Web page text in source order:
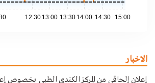
12:30 13:00 13:30 14:00 14:30 15:00
الاخبار
إعلان إلحاقي من المركز الكندي الطبي بخصوص